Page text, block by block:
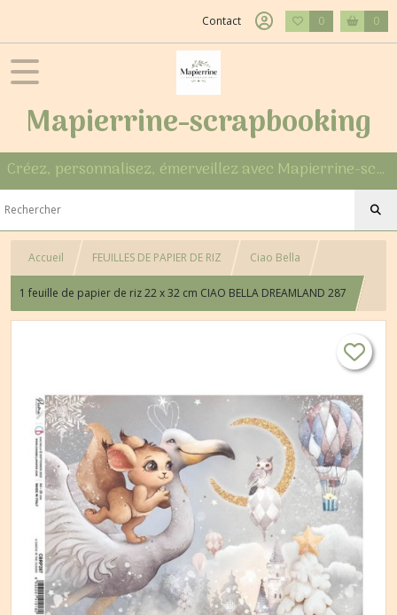
Contact 0 0
Mapierrine-scrapbooking
Créez, personnalisez, émerveillez avec Mapierrine-scrapbooking
Accueil FEUILLES DE PAPIER DE RIZ Ciao Bella
1 feuille de papier de riz 22 x 32 cm CIAO BELLA DREAMLAND 287